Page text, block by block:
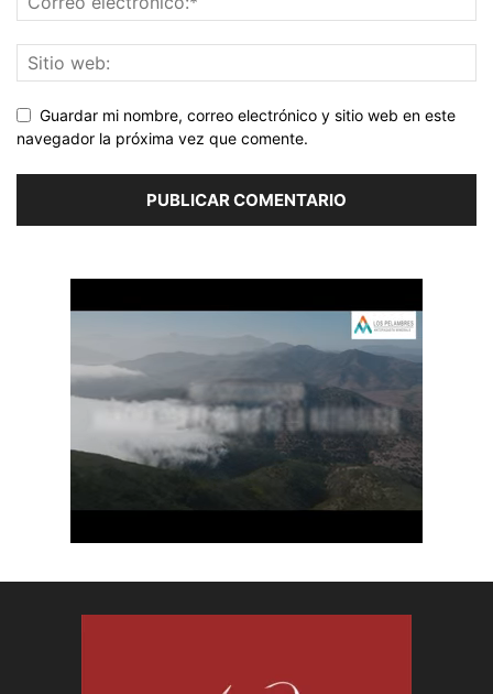
Guardar mi nombre, correo electrónico y sitio web en este
navegador la próxima vez que comente.